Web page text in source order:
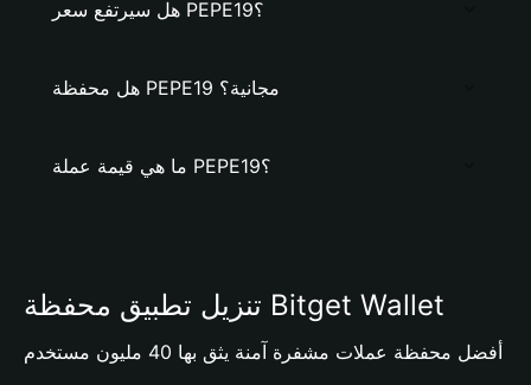
هل سيرتفع سعر PEPE19؟
هل محفظة PEPE19 مجانية؟
ما هي قيمة عملة PEPE19؟
تنزيل تطبيق محفظة Bitget Wallet
أفضل محفظة عملات مشفرة آمنة يثق بها 40 مليون مستخدم